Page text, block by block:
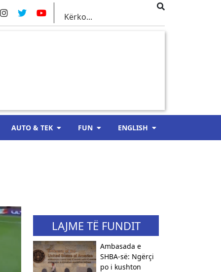
AUTO & TEK FUN ENGLISH
LAJME TË FUNDIT
Ambasada e
SHBA-së: Ngërçi
po i kushton